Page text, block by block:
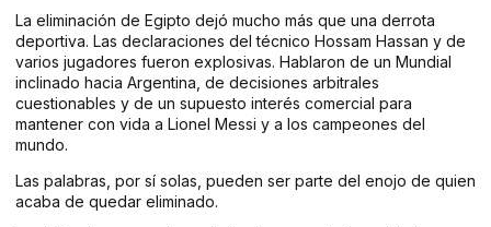
La eliminación de Egipto dejó mucho más que una derrota
deportiva. Las declaraciones del técnico Hossam Hassan y de
varios jugadores fueron explosivas. Hablaron de un Mundial
inclinado hacia Argentina, de decisiones arbitrales
cuestionables y de un supuesto interés comercial para
mantener con vida a Lionel Messi y a los campeones del
mundo.
Las palabras, por sí solas, pueden ser parte del enojo de quien
acaba de quedar eliminado.